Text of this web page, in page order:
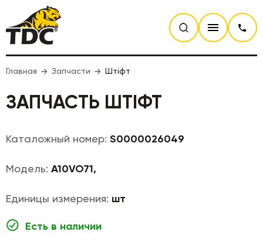
Главная Запчасти Штіфт
ЗАПЧАСТЬ ШТІФТ
Каталожный номер: S0000026049
Модель: A10VO71,
Единицы измерения: шт
Есть в наличии